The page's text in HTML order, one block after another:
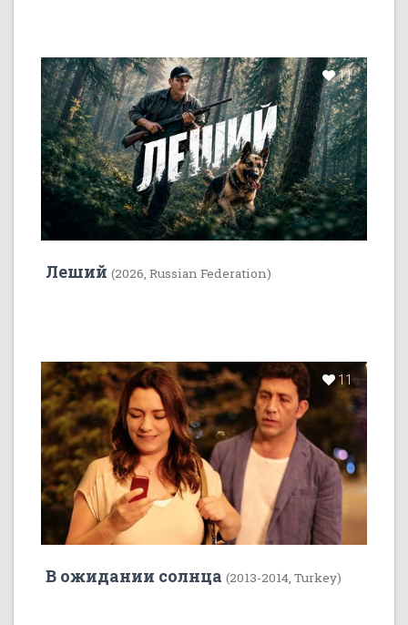
11
Леший (2026, Russian Federation)
11
В ожидании солнца (2013-2014, Turkey)